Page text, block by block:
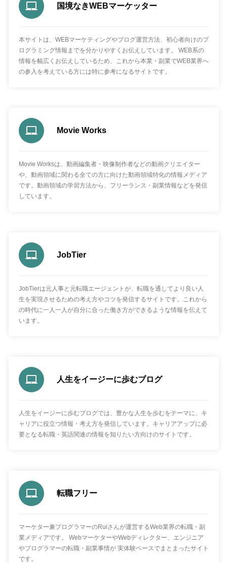
国境なきWEBマーケッター
本サイトは、WEBマーケティングやブログ運営方法、初心者向けのプ
ログラミング情報までを分かりやすくお伝えしています。 WEB系の
情報を幅広くお伝えしているため、これから本業・副業でWEB業界へ
の参入を考えている方には特に参考になるサイトです。
Movie Works
Movie Worksは、動画編集者・映像制作者などの動画クリエイター
や、動画領域に関わる全ての方に向けた動画領域特化の情報メディア
です。動画領域の学習方法から、フリーランス・副業情報などを発信
しています。
JobTier
JobTierは元人事と元転職エージェントが、転職を通してより良い人
生を実現させるための考え方やコツを発信するサイトです。これから
の時代に一人一人が自分に合った働き方ができるような情報を伝えて
います。
人生をイージーに歩むブログ
人生をイージーに歩むブログでは、豊かな人生を歩むをテーマに、キ
ャリアに役立つ情報・考え方を発信しています。キャリアアップに必
要となる転職・英語関連の情報を知りたい方向けのサイトです。
転職フリー
マーケター兼プログラマーのRuiさんが運営するWeb業界の転職・副
業メディアです。 WebマーケターやWebディレクター、エンジニア
やプログラマーの転職・副業事情が 実体験ベースでまとまったサイト
です。